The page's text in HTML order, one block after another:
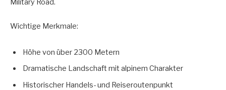
Military Road.
Wichtige Merkmale:
Höhe von über 2300 Metern
Dramatische Landschaft mit alpinem Charakter
Historischer Handels- und Reiseroutenpunkt